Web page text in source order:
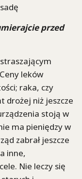
przed
leków
raka, czy
drożej niż jeszcze
stoją w
ma pieniędzy w
zabrał jeszcze
inne,
Nie leczy się